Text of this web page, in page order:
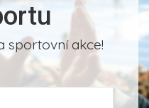
sportovní akce!